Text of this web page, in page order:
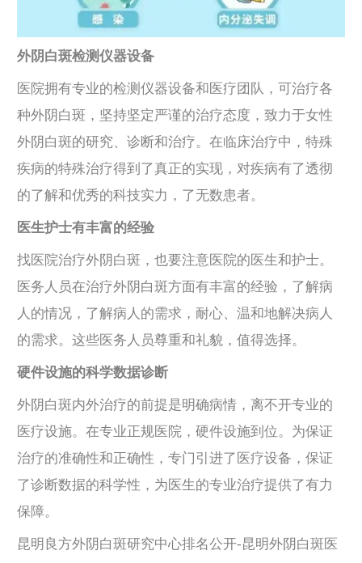
外阴白斑检测仪器设备
医院拥有专业的检测仪器设备和医疗团队，可治疗各
种外阴白斑，坚持坚定严谨的治疗态度，致力于女性
外阴白斑的研究、诊断和治疗。在临床治疗中，特殊
疾病的特殊治疗得到了真正的实现，对疾病有了透彻
的了解和优秀的科技实力，了无数患者。
医生护士有丰富的经验
找医院治疗外阴白斑，也要注意医院的医生和护士。
医务人员在治疗外阴白斑方面有丰富的经验，了解病
人的情况，了解病人的需求，耐心、温和地解决病人
的需求。这些医务人员尊重和礼貌，值得选择。
硬件设施的科学数据诊断
外阴白斑内外治疗的前提是明确病情，离不开专业的
医疗设施。在专业正规医院，硬件设施到位。为保证
治疗的准确性和正确性，专门引进了医疗设备，保证
了诊断数据的科学性，为医生的专业治疗提供了有力
保障。
昆明良方外阴白斑研究中心排名公开-昆明外阴白斑医